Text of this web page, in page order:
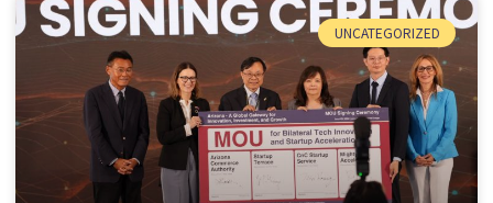
UNCATEGORIZED